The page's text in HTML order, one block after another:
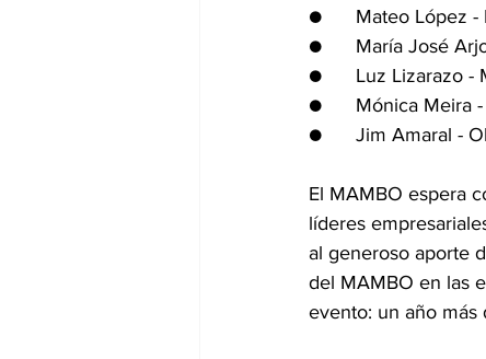
●      Mateo López -
●      María José
●      Luz Lizarazo -
●      Mónica Meira
●      Jim Amaral -
El MAMBO espera
líderes
al generoso aporte
del MAMBO en las
evento: un año más